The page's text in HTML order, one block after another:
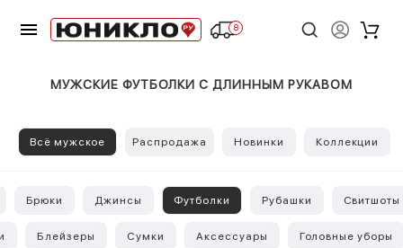
8
МУЖСКИЕ ФУТБОЛКИ С ДЛИННЫМ РУКАВОМ
Всё мужское Распродажа Новинки Коллекции
Брюки Джинсы Футболки Рубашки Свитшоты
Блейзеры Сумки Аксессуары Головные уборы